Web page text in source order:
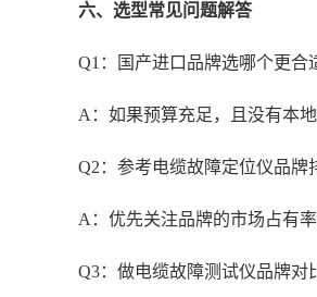
六、选型常见问题解答
Q1：国产进口品牌选哪个更合
A：如果预算充足，且没有本
Q2：参考电缆故障定位仪品牌
A：优先关注品牌的市场占有
Q3：做电缆故障测试仪品牌对